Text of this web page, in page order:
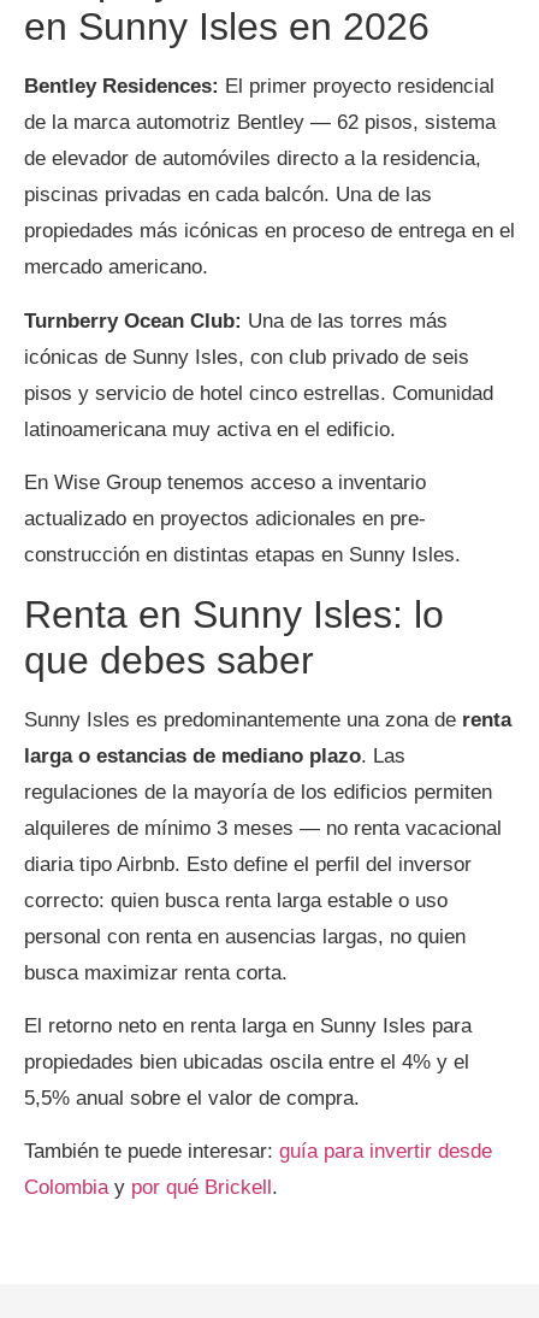
en Sunny Isles en 2026
Bentley Residences: El primer proyecto residencial
de la marca automotriz Bentley — 62 pisos, sistema
de elevador de automóviles directo a la residencia,
piscinas privadas en cada balcón. Una de las
propiedades más icónicas en proceso de entrega en el
mercado americano.
Turnberry Ocean Club: Una de las torres más
icónicas de Sunny Isles, con club privado de seis
pisos y servicio de hotel cinco estrellas. Comunidad
latinoamericana muy activa en el edificio.
En Wise Group tenemos acceso a inventario
actualizado en proyectos adicionales en pre-
construcción en distintas etapas en Sunny Isles.
Renta en Sunny Isles: lo
que debes saber
Sunny Isles es predominantemente una zona de renta
larga o estancias de mediano plazo. Las
regulaciones de la mayoría de los edificios permiten
alquileres de mínimo 3 meses — no renta vacacional
diaria tipo Airbnb. Esto define el perfil del inversor
correcto: quien busca renta larga estable o uso
personal con renta en ausencias largas, no quien
busca maximizar renta corta.
El retorno neto en renta larga en Sunny Isles para
propiedades bien ubicadas oscila entre el 4% y el
5,5% anual sobre el valor de compra.
También te puede interesar: guía para invertir desde
Colombiay por qué Brickell .